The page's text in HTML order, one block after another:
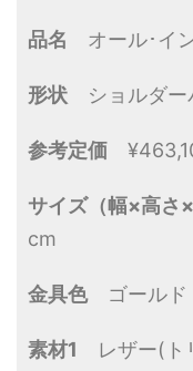
品名 オール･イ
形状 ショルダー
参考定価
サイズ（幅×高さ×
cm
金具色ゴールド
素材1 レザー(ト